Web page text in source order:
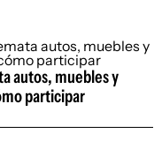
autos, muebles y
participar